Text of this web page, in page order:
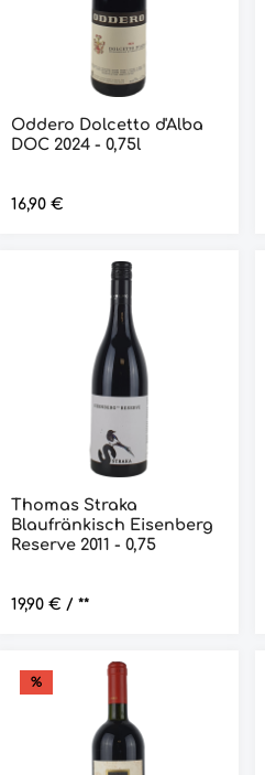
Oddero Dolcetto d'Alba
DOC 2024 - 0,75l
Regulärer Preis:
16,90 €
Thomas Straka
Blaufränkisch Eisenberg
Reserve 2011 - 0,75
Regulärer Preis:
19,90 € / **
%